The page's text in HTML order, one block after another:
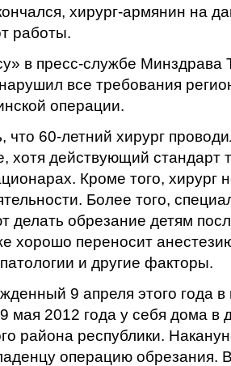
хирург-армянин на
работы.
в пресс-службе Минздрава
все требования
операции.
что 60-летний хирург
хотя действующий стандарт
Кроме того, хирург
Более того,
делать обрезание детям
хорошо переносит
и другие факторы.
9 апреля этого года
мая 2012 года у себя дома в
района республики.
операцию обрезания.